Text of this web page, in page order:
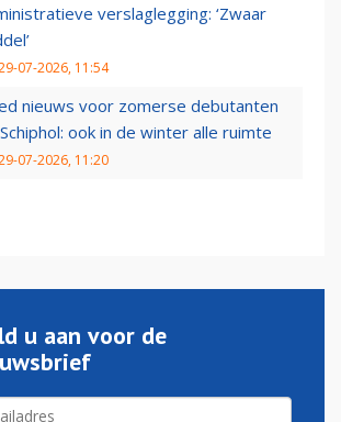
verslaglegging: ‘Zwaar
07-2026, 11:54
nieuws voor zomerse debutanten
ook in de winter alle ruimte
07-2026, 11:20
u aan voor de